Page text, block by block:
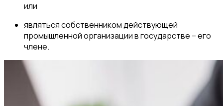
или
являться собственником действующей
промышленной организации в государстве – его
члене.